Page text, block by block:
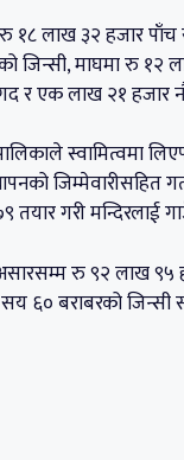
१८ लाख ३२ हजार
जिन्सी, माघमा रु
र एक लाख २१ हजार
स्वामित्वमा
जिम्मेवारीसहित
गरी मन्दिरलाई
रु ९२ लाख ९५
६० बराबरको जिन्सी